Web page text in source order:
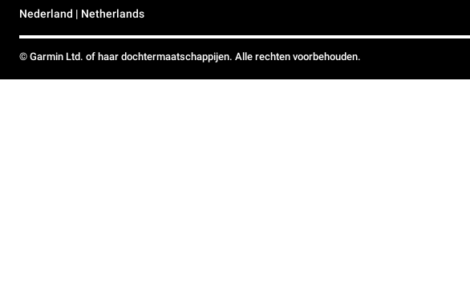
Nederland | Netherlands
© Garmin Ltd. of haar dochtermaatschappijen. Alle rechten voorbehouden.